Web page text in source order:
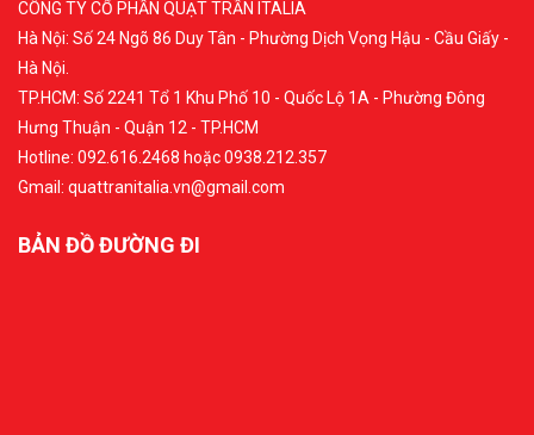
CÔNG TY CỔ PHẦN QUẠT TRẦN ITALIA
Hà Nội: Số 24 Ngõ 86 Duy Tân - Phường Dịch Vọng Hậu - Cầu Giấy -
Hà Nội.
TP.HCM: Số 2241 Tổ 1 Khu Phố 10 - Quốc Lộ 1A - Phường Đông
Hưng Thuận - Quận 12 - TP.HCM
Hotline: 092.616.2468 hoặc 0938.212.357
Gmail: quattranitalia.vn@gmail.com
BẢN ĐỒ ĐƯỜNG ĐI